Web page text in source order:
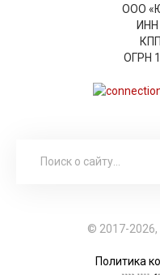
ООО
ИНН
ОГРН
© 2017-
Политика